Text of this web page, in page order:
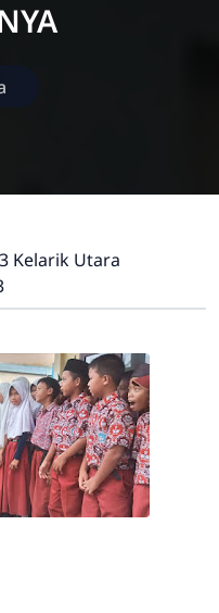
Kelarik Utara